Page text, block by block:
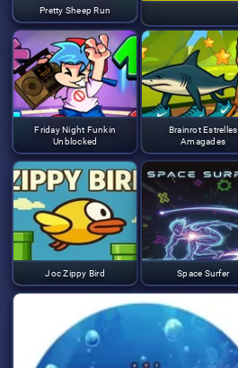
Pretty Sheep Run
Friday Night Funkin
Unblocked
Brainrot Estrelles
Amagades
Joc Zippy Bird Space Surfer